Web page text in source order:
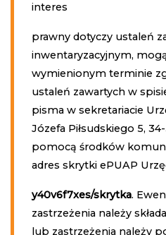
interes
prawny dotyczy ustaleń
inwentaryzacyjnym,
wymienionym terminie
ustaleń zawartych w
pisma w sekretariacie
Józefa Piłsudskiego 5,
pomocą środków
adres skrytki ePUAP
y40v6f7xes/skrytka.
zastrzeżenia należy
lub zastrzeżenia należy